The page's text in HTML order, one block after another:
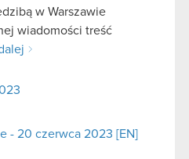
w Warszawie
wiadomości treść
- 20 czerwca 2023 [EN]